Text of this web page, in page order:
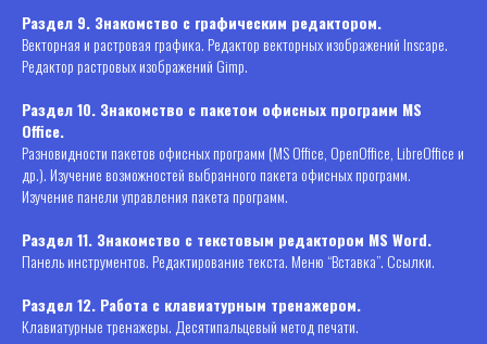
Раздел 9. Знакомство с графическим редактором.
Векторная и растровая графика. Редактор векторных изображений Inscape.
Редактор растровых изображений Gimp.
Раздел 10. Знакомство с пакетом офисных программ MS
Office.
Разновидности пакетов офисных программ (MS Office, OpenOffice, LibreOffice и
др.). Изучение возможностей выбранного пакета офисных программ.
Изучение панели управления пакета программ.
Раздел 11. Знакомство с текстовым редактором MS Word.
Панель инструментов. Редактирование текста. Меню “Вставка”. Ссылки.
Раздел 12. Работа с клавиатурным тренажером.
Клавиатурные тренажеры. Десятипальцевый метод печати.